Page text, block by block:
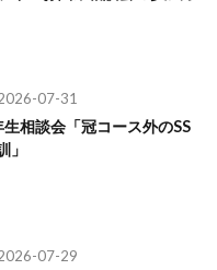
07-31
生相談会「冠コース外のSS
」
07-29